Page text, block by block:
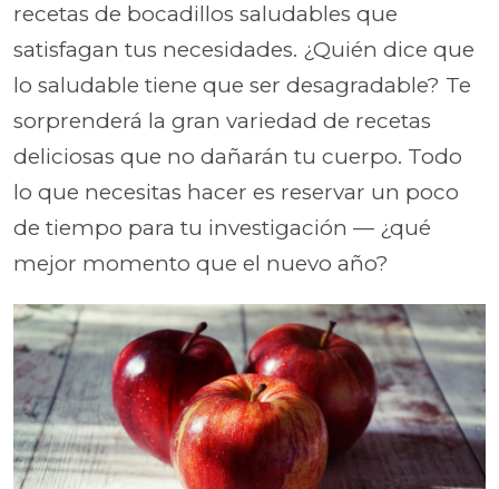
recetas de bocadillos saludables que
satisfagan tus necesidades. ¿Quién dice que
lo saludable tiene que ser desagradable? Te
sorprenderá la gran variedad de recetas
deliciosas que no dañarán tu cuerpo. Todo
lo que necesitas hacer es reservar un poco
de tiempo para tu investigación — ¿qué
mejor momento que el nuevo año?